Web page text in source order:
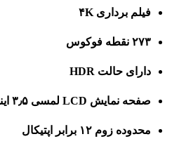
فیلم برداری ۴K
۲۷۳ نقطه فوکوس
دارای حالت HDR
صفحه نمایش LCD لمسی ۳٫۵ اینچی
محدوده زوم ۱۲ برابر اپتیکال